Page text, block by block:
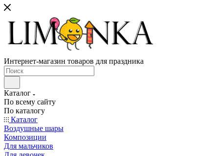
Интернет-магазин товаров для праздника
Каталог
По всему сайту
По каталогу
Каталог
Воздушные шары
Композиции
Для мальчиков